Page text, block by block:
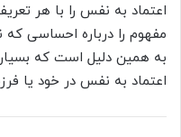
اعتماد به نفس را با هر
مفهوم را درباره احساسی که
به همین دلیل است که
اعتماد به نفس در خود یا